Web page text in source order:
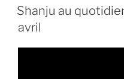
LE
Shanju au
avril